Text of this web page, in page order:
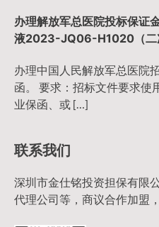
办理解放军总医院投标保
液2023-JQ06-H1020（二
办理中国人民解放军总医院
函。 要求：招标文件要求使
业保函、或 […]
联系我们
深圳市金仕铭投资担保有限
代理公司等，商议合作加盟